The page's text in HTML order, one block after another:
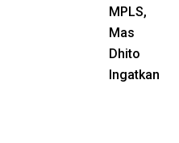
MPLS,
Mas
Dhito
Ingatkan